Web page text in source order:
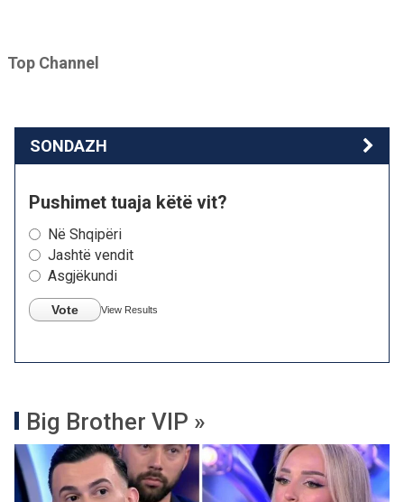
Top Channel
SONDAZH
Pushimet tuaja këtë vit?
Në Shqipëri
Jashtë vendit
Asgjëkundi
Vote View Results
Big Brother VIP »